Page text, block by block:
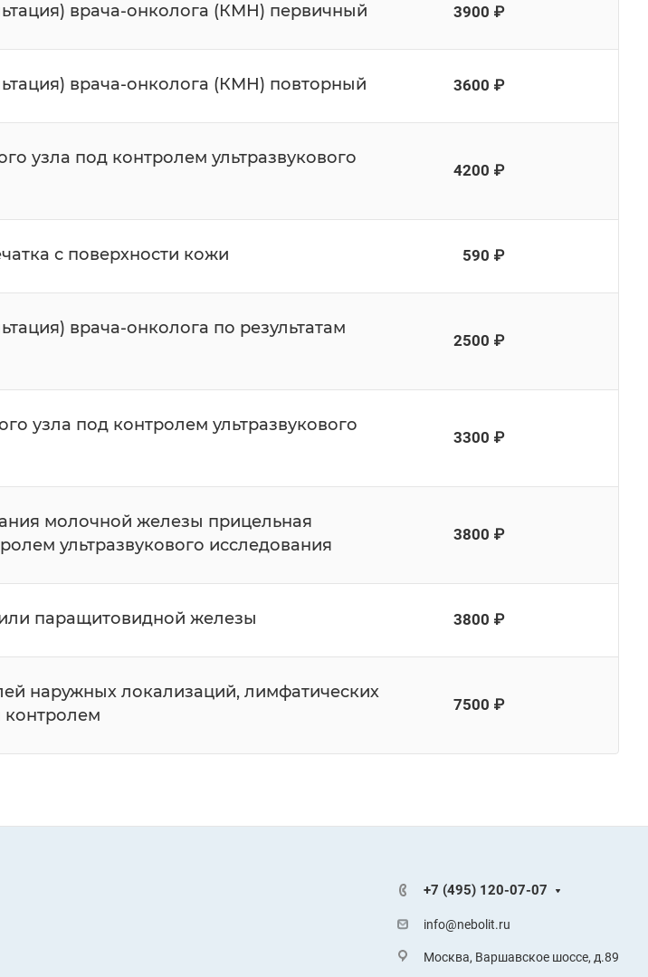
врача-онколога (КМН) первичный 3900 ₽
врача-онколога (КМН) повторный 3600 ₽
узла под контролем ультразвукового
4200 ₽
с поверхности кожи 590 ₽
врача-онколога по результатам
2500 ₽
узла под контролем ультразвукового
3300 ₽
молочной железы прицельная
ультразвукового исследования
3800 ₽
паращитовидной железы 3800 ₽
наружных локализаций, лимфатических
контролем
7500 ₽
+7 (495) 120-07-07
info@nebolit.ru
Москва, Варшавское шоссе, д.89